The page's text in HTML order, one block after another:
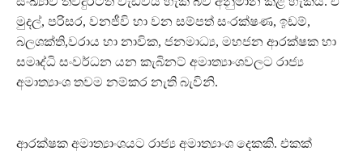
මුදල්, පරිසර, වනජීවි හා වන සම්පත් සංරක්ෂණ, ඉඩම්,
බලශක්ති,වරාය හා නාවික, ජනමාධ්‍ය, මහජන ආරක්ෂක හා
සමෘද්ධි සංවර්ධන යන කැබිනට් අමාත්‍යාංශවලට රාජ්‍ය
අමාත්‍යාංශ තවම නම්කර නැති බැවිනි.
ආරක්ෂක අමාත්‍යාංශයට රාජ්‍ය අමාත්‍යාංශ දෙකකි. එකක්